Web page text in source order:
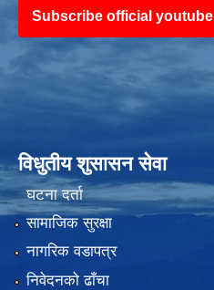
Subscribe official youtube
विधुतीय शुसासन सेवा
घटना दर्ता
सामाजिक सुरक्षा
नागरिक वडापत्र
निवेदनको ढाँचा